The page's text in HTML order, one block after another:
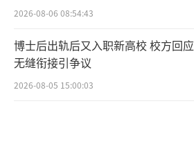
2026-08-06 08:54:43
博士后出轨后又入职新高校 校方回应
无缝衔接引争议
2026-08-05 15:00:03